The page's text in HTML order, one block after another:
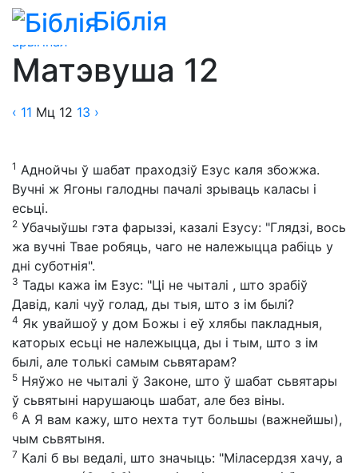
Біблія
Біблія» Пераклады»
Пераклад Чарняўскага —
арыгінал
Матэвуша 12
‹ 11 Мц 12 13 ›
1 Аднойчы ў шабат праходзіў Езус каля збожжа.
Вучні ж Ягоны галодны пачалі зрываць каласы і
есьці.
2 Убачыўшы гэта фарызэі, казалі Езусу: "Глядзі, вось
жа вучні Твае робяць, чаго не належыцца рабіць у
дні суботнія".
3 Тады кажа ім Езус: "Ці не чыталі , што зрабіў
Давід, калі чуў голад, ды тыя, што з ім былі?
4 Як увайшоў у дом Божы і еў хлябы пакладныя,
каторых есьці не належыцца, ды і тым, што з ім
былі, але толькі самым сьвятарам?
5 Няўжо не чыталі ў Законе, што ў шабат сьвятары
ў сьвятыні нарушаюць шабат, але без віны.
6 А Я вам кажу, што нехта тут большы (важнейшы),
чым сьвятыня.
7 Калі б вы ведалі, што значыць: "Міласердзя хачу, а